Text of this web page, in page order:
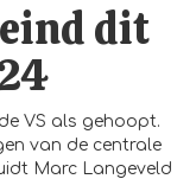
dit
VS als gehoopt.
van de centrale
Marc Langeveld